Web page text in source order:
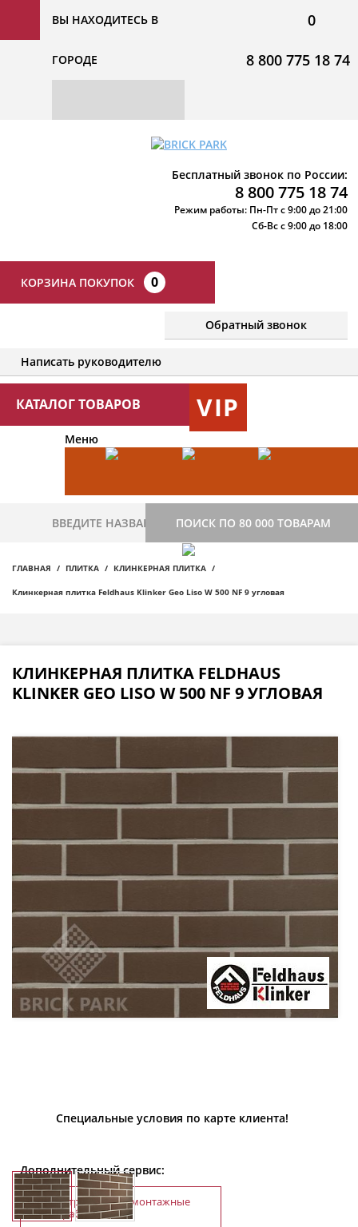
ВЫ НАХОДИТЕСЬ В
ГОРОДЕ
0
8 800 775 18 74
Бесплатный звонок по России:
8 800 775 18 74
Режим работы: Пн-Пт с 9:00 до 21:00
Сб-Вс с 9:00 до 18:00
КОРЗИНА ПОКУПОК 0
Обратный звонок
Написать руководителю
КАТАЛОГ ТОВАРОВ VIP
Меню
ПОИСК ПО 80 000 ТОВАРАМ
ГЛАВНАЯ ПЛИТКА КЛИНКЕРНАЯ ПЛИТКА
Клинкерная плитка Feldhaus Klinker Geo Liso W 500 NF 9 угловая
КЛИНКЕРНАЯ ПЛИТКА FELDHAUS
KLINKER GEO LISO W 500 NF 9 УГЛОВАЯ
Специальные условия по карте клиента!
Дополнительный сервис:
Строительно-монтажные
работы